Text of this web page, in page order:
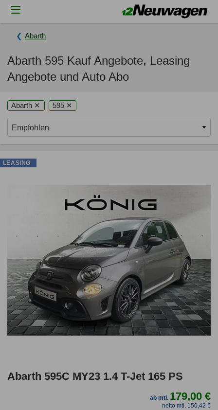
Abarth
Abarth 595 Kauf Angebote, Leasing
Angebote und Auto Abo
Abarth ✕ 595 ✕
Abarth 595C MY23 1.4 T-Jet 165 PS
ab mtl. 179,00 €
netto mtl. 150,42 €
LEASING